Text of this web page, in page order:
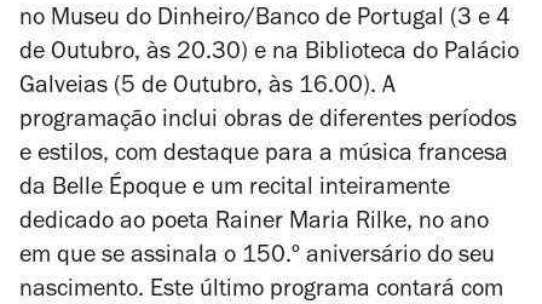
no Museu do Dinheiro/Banco de Portugal (3 e 4
de Outubro, às 20.30) e na Biblioteca do Palácio
Galveias (5 de Outubro, às 16.00). A
programação inclui obras de diferentes períodos
e estilos, com destaque para a música francesa
da Belle Époque e um recital inteiramente
dedicado ao poeta Rainer Maria Rilke, no ano
em que se assinala o 150.º aniversário do seu
nascimento. Este último programa contará com